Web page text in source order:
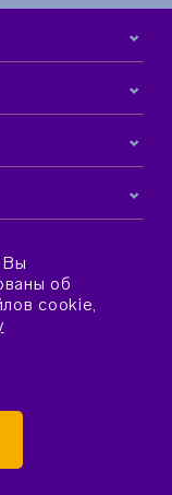
об
cookie,